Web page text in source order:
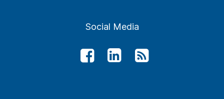
Social Media